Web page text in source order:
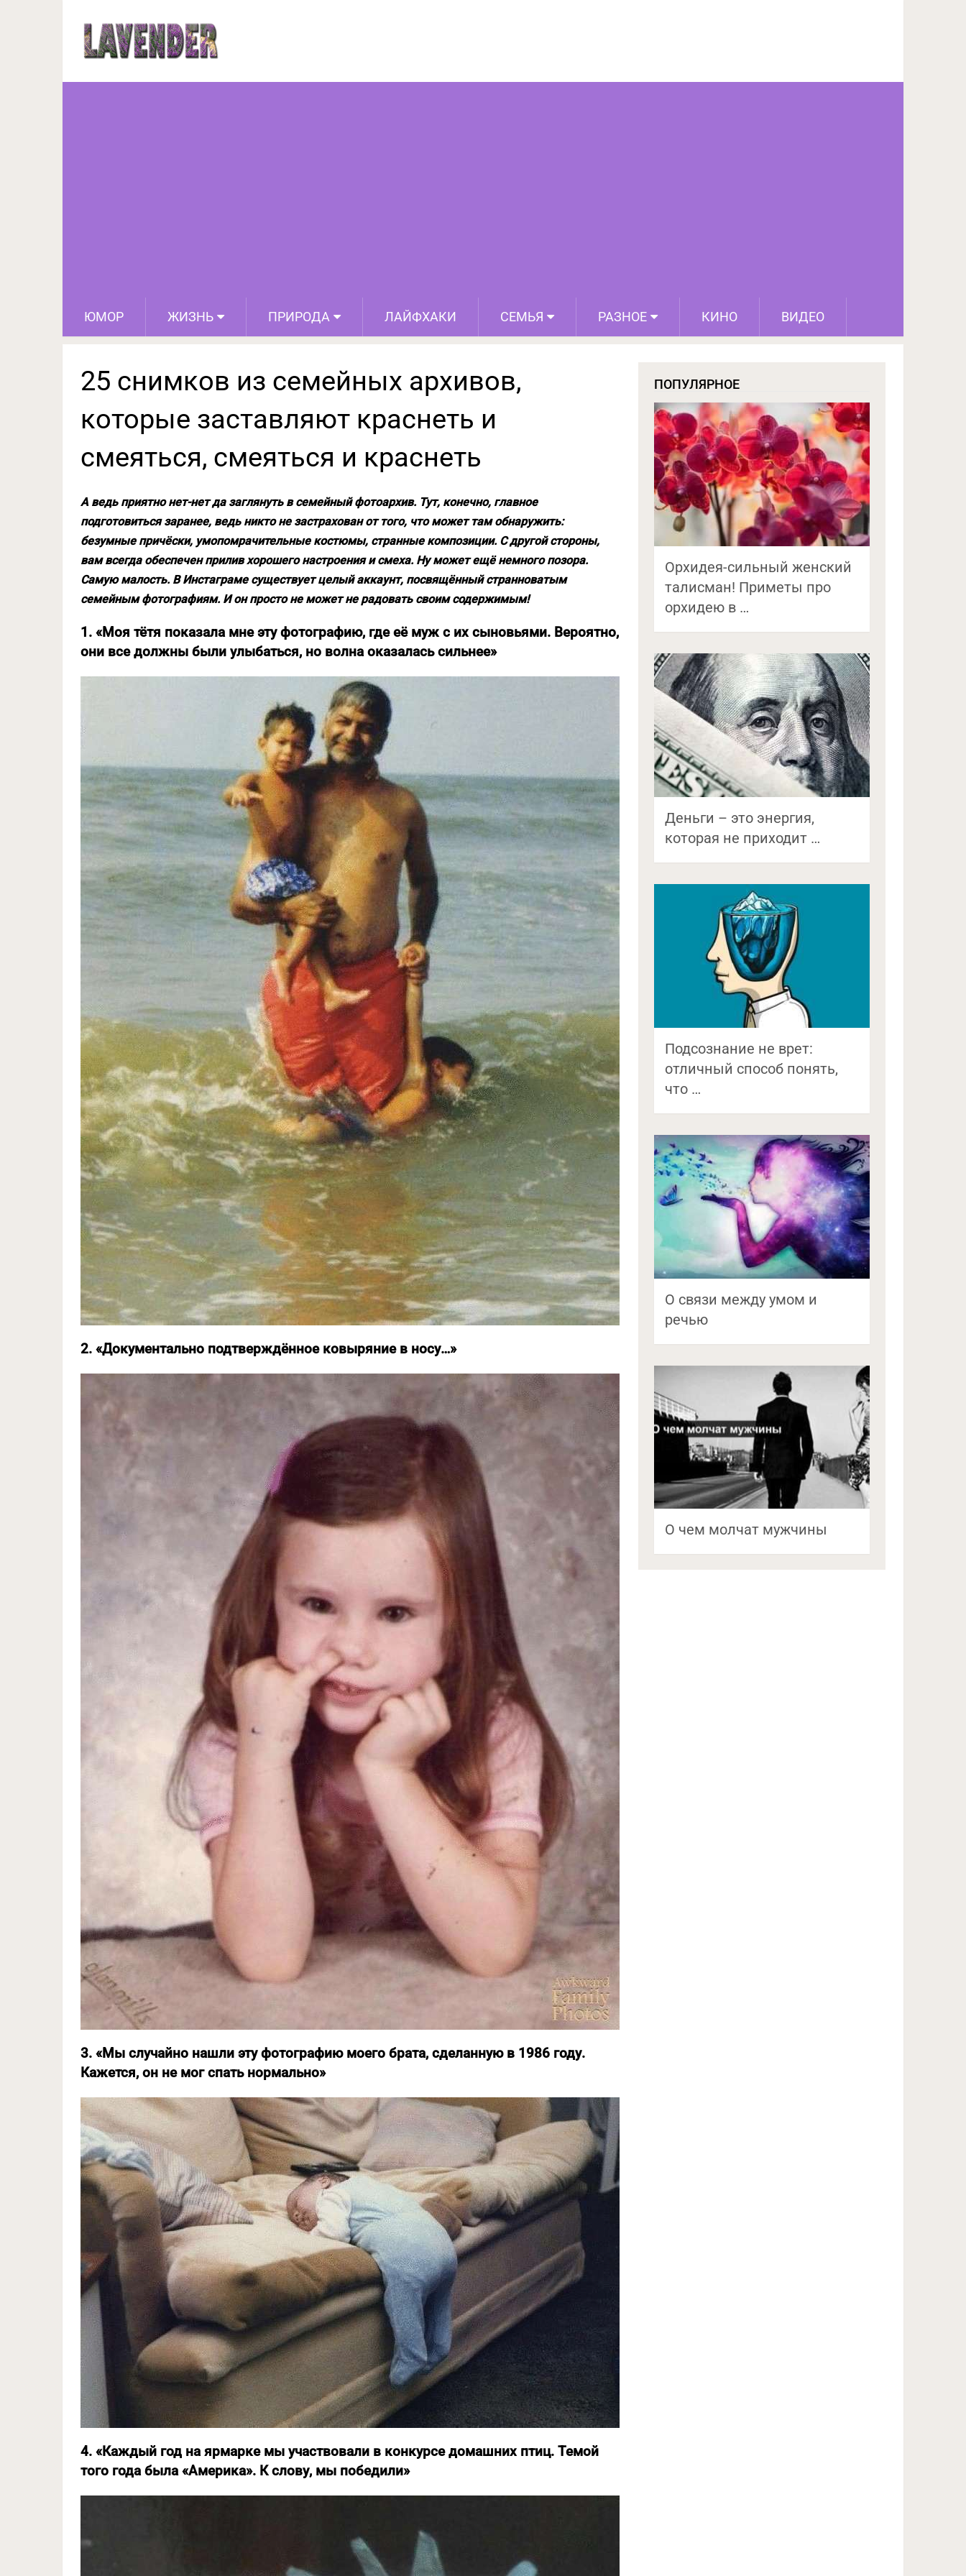
ЮМОР ЖИЗНЬ ПРИРОДА ЛАЙФХАКИ СЕМЬЯ РАЗНОЕ КИНО ВИДЕО
25 снимков из семейных архивов, которые заставляют
25 снимков из семейных архивов,
которые заставляют краснеть и
смеяться, смеяться и краснеть
А ведь приятно нет-нет да заглянуть в семейный фотоархив. Тут, конечно, главное
подготовиться заранее, ведь никто не застрахован от того, что может там обнаружить:
безумные причёски, умопомрачительные костюмы, странные композиции. С другой стороны,
вам всегда обеспечен прилив хорошего настроения и смеха. Ну может ещё немного позора.
Самую малость. В Инстаграме существует целый аккаунт, посвящённый странноватым
семейным фотографиям. И он просто не может не радовать своим содержимым!
1. «Моя тётя показала мне эту фотографию, где её муж с их сыновьями. Вероятно,
они все должны были улыбаться, но волна оказалась сильнее»
2. «Документально подтверждённое ковыряние в носу…»
3. «Мы случайно нашли эту фотографию моего брата, сделанную в 1986 году.
Кажется, он не мог спать нормально»
4. «Каждый год на ярмарке мы участвовали в конкурсе домашних птиц. Темой
того года была «Америка». К слову, мы победили»
ПОПУЛЯРНОЕ
Орхидея-сильный женский
талисман! Приметы про
орхидею в …
Деньги – это энергия,
которая не приходит …
Подсознание не врет:
отличный способ понять,
что …
О связи между умом и
речью
О чем молчат мужчины